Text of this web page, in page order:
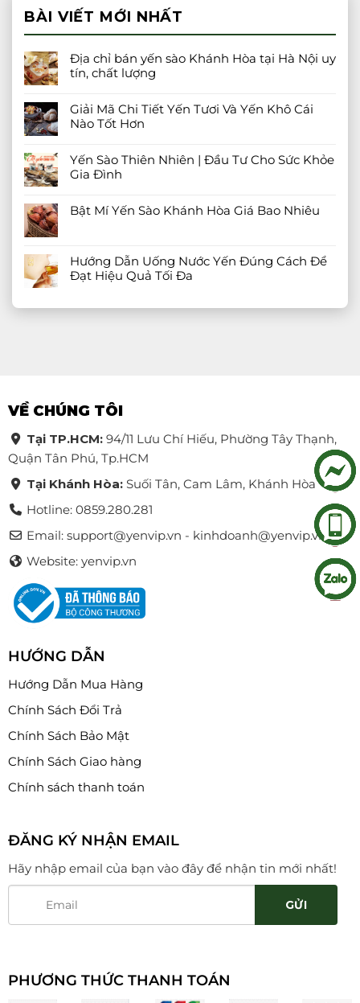
BÀI VIẾT MỚI NHẤT
Địa chỉ bán yến sào Khánh Hòa tại Hà Nội uy
tín, chất lượng
Giải Mã Chi Tiết Yến Tươi Và Yến Khô Cái
Nào Tốt Hơn
Yến Sào Thiên Nhiên | Đầu Tư Cho Sức Khỏe
Gia Đình
Bật Mí Yến Sào Khánh Hòa Giá Bao Nhiêu
Hướng Dẫn Uống Nước Yến Đúng Cách Để
Đạt Hiệu Quả Tối Đa
VỀ CHÚNG TÔI
Tại TP.HCM:94/11 Lưu Chí Hiếu, Phường Tây Thạnh,
Quận Tân Phú, Tp.HCM
Tại Khánh Hòa:Suối Tân, Cam Lâm, Khánh Hòa
Hotline: 0859.280.281
Email: support@yenvip.vn - kinhdoanh@yenvip.vn
Website: yenvip.vn
HƯỚNG DẪN
Hướng Dẫn Mua Hàng
Chính Sách Đổi Trả
Chính Sách Bảo Mật
Chính Sách Giao hàng
Chính sách thanh toán
ĐĂNG KÝ NHẬN EMAIL
Hãy nhập email của bạn vào đây để nhận tin mới nhất!
PHƯƠNG THỨC THANH TOÁN